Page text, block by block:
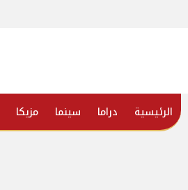
الرئيسية دراما سينما مزيكا